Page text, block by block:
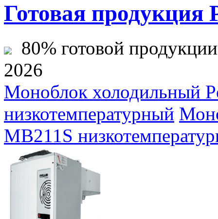
Готовая продукция
80% готовой
2026
Моноблок холодильный
низкотемпературный
MB211S